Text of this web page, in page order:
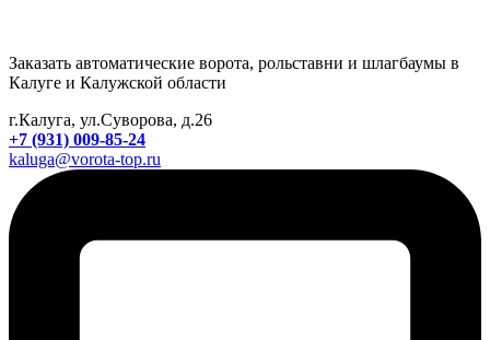
Заказать автоматические ворота, рольставни и шлагбаумы в
Калуге и Калужской области
г.Калуга, ул.Суворова, д.26
+7 (931) 009-85-24
kaluga@vorota-top.ru